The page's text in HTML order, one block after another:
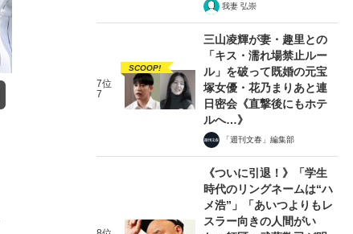
我妻 弘崇
7位
7
SCOOP!
三山凌輝が妻・趣里との
「キス・濡れ場禁止ルー
ル」を破って既婚の元宝
塚女優・花乃まりあと連
日密会《直撃後にもホテ
ルへ…》
「週刊文春」編集部
《ついに引退！》「学生
時代のリングネームは“ハ
メ浩”」「あいつよりもレ
スラー向きの人間がい